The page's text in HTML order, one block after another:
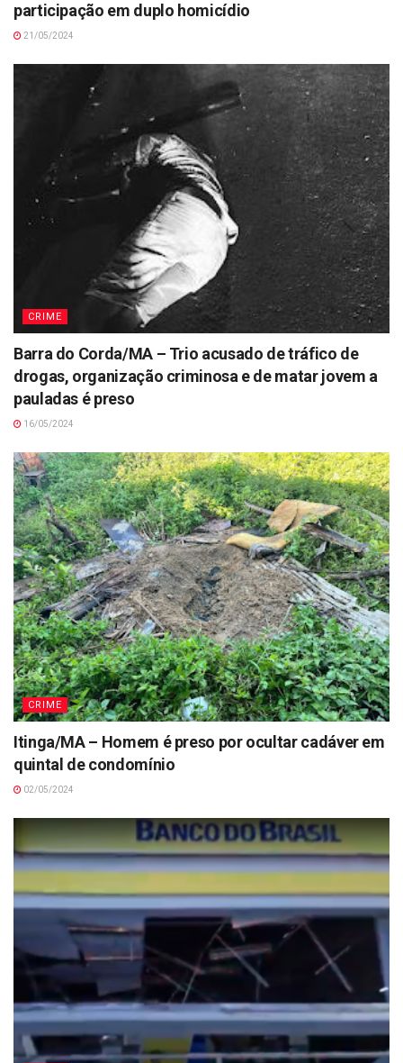
participação em duplo homicídio
21/05/2024
CRIME
Barra do Corda/MA – Trio acusado de tráfico de
drogas, organização criminosa e de matar jovem a
pauladas é preso
16/05/2024
CRIME
Itinga/MA – Homem é preso por ocultar cadáver em
quintal de condomínio
02/05/2024